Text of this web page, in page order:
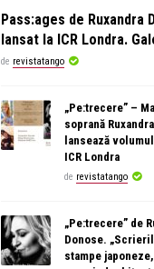
Pass:ages de Ruxandra
lansat la ICR Londra.
de revistatango
„Pe:trecere” –
soprană
lansează
ICR Londra
de revistatango
„Pe:trecere” de
Donose.
stampe